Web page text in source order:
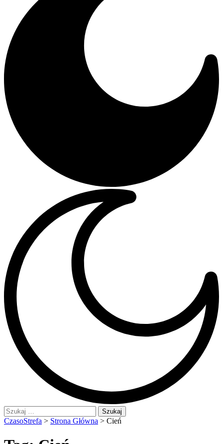
Szukaj:
CzasoStrefa > Strona Główna > Cień